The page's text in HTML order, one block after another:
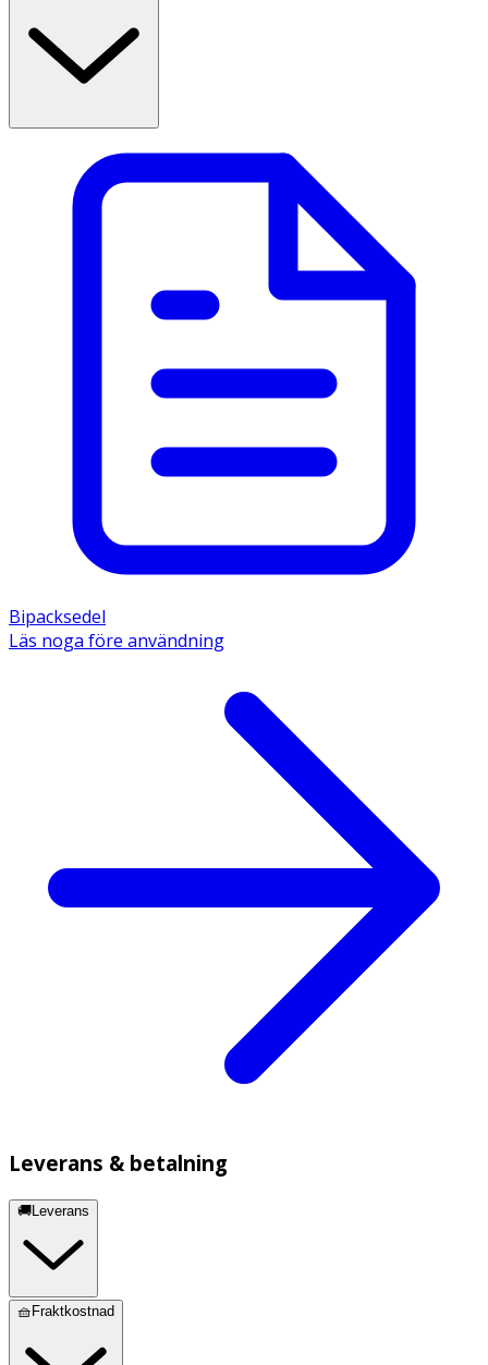
Bipacksedel
Läs noga före användning
Leverans & betalning
🚚Leverans
🧺Fraktkostnad